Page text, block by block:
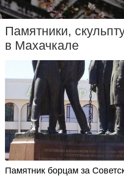
Памятники,
в Махачкале
Памятник борцам за